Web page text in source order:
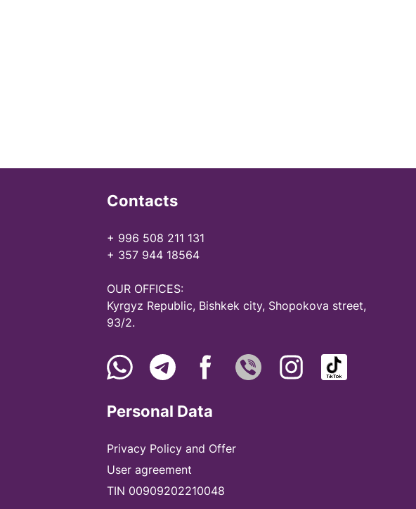
Contacts
+ 996 508 211 131
+ 357 944 18564
OUR OFFICES:
Kyrgyz Republic, Bishkek city, Shopokova street,
93/2.
Personal Data
Privacy Policy and Offer
User agreement
TIN 00909202210048